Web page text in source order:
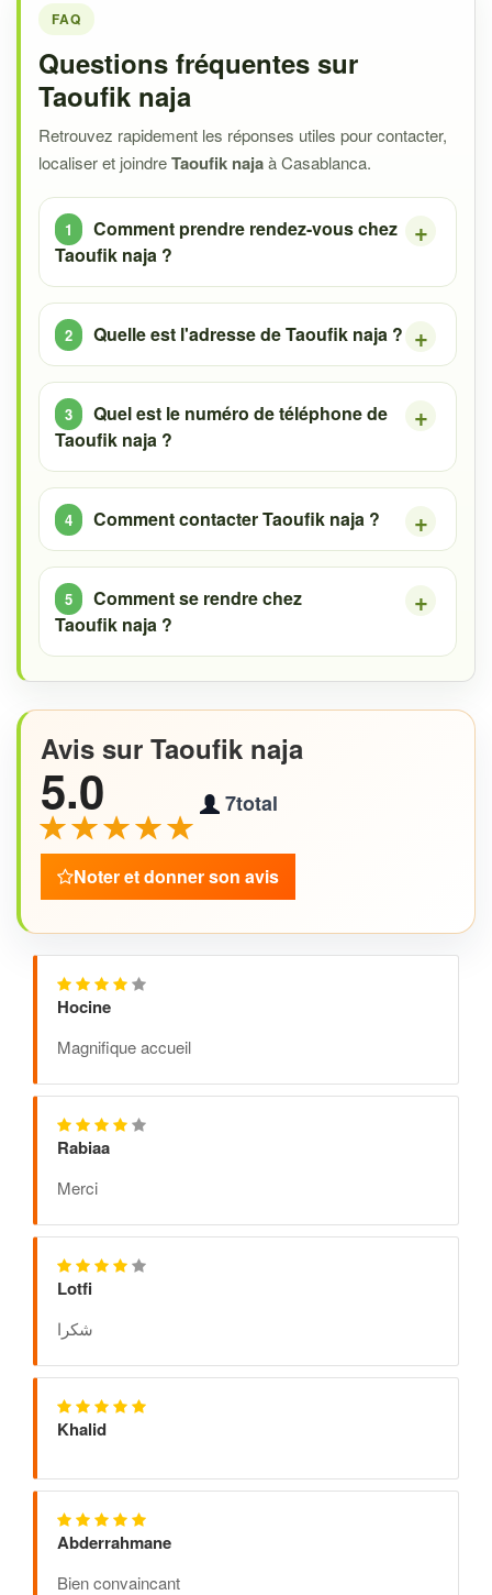
FAQ
Questions fréquentes sur
Taoufik naja
Retrouvez rapidement les réponses utiles pour contacter,
localiser et joindreTaoufik najaà Casablanca.
Comment prendre rendez-vous chez
Taoufik naja ?
Quelle est l'adresse de Taoufik naja ?
Quel est le numéro de téléphone de
Taoufik naja ?
Comment contacter Taoufik naja ?
Comment se rendre chez
Taoufik naja ?
Avis sur Taoufik naja
5.0 7total
Noter et donner son avis
Hocine
Magnifique accueil
Rabiaa
Merci
Lotfi
شكرا
Khalid
Abderrahmane
Bien convaincant